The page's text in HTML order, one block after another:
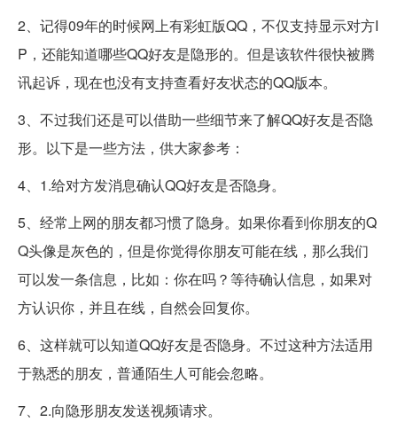
2、记得09年的时候网上有彩虹版QQ，不仅支持显示对方I
P，还能知道哪些QQ好友是隐形的。但是该软件很快被腾
讯起诉，现在也没有支持查看好友状态的QQ版本。
3、不过我们还是可以借助一些细节来了解QQ好友是否隐
形。以下是一些方法，供大家参考：
4、1.给对方发消息确认QQ好友是否隐身。
5、经常上网的朋友都习惯了隐身。如果你看到你朋友的Q
Q头像是灰色的，但是你觉得你朋友可能在线，那么我们
可以发一条信息，比如：你在吗？等待确认信息，如果对
方认识你，并且在线，自然会回复你。
6、这样就可以知道QQ好友是否隐身。不过这种方法适用
于熟悉的朋友，普通陌生人可能会忽略。
7、2.向隐形朋友发送视频请求。